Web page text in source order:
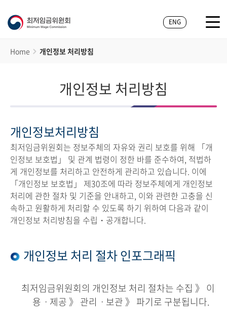
ENG
Home 개인정보 처리방침
개인정보 처리방침
개인정보처리방침
최저임금위원회는 정보주체의 자유와 권리 보호를 위해 「개
인정보 보호법」 및 관계 법령이 정한 바를 준수하여, 적법하
게 개인정보를 처리하고 안전하게 관리하고 있습니다. 이에
「개인정보 보호법」 제30조에 따라 정보주체에게 개인정보
처리에 관한 절차 및 기준을 안내하고, 이와 관련한 고충을 신
속하고 원활하게 처리할 수 있도록 하기 위하여 다음과 같이
개인정보 처리방침을 수립・공개합니다.
개인정보 처리 절차 인포그래픽
최저임금위원회의 개인정보 처리 절차는 수집 》 이
용ㆍ제공 》 관리ㆍ보관 》 파기로 구분됩니다.